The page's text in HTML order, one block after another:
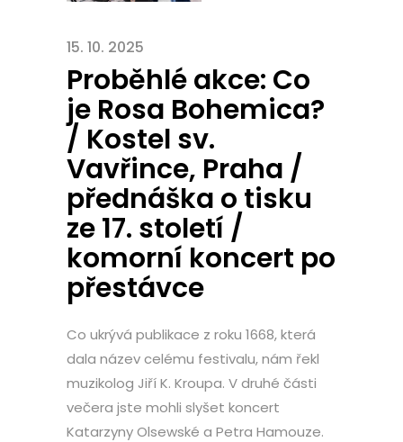
15. 10. 2025
Proběhlé akce: Co
je Rosa Bohemica?
/ Kostel sv.
Vavřince, Praha /
přednáška o tisku
ze 17. století /
komorní koncert po
přestávce
Co ukrývá publikace z roku 1668, která
dala název celému festivalu, nám řekl
muzikolog Jiří K. Kroupa. V druhé části
večera jste mohli slyšet koncert
Katarzyny Olsewské a Petra Hamouze.